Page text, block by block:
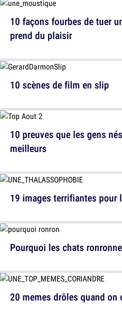
10 façons fourbes de tuer
prend du plaisir
10 preuves que les gens
meilleurs
Pourquoi les chats
10 scènes de film en slip
19 images terrifiantes pour
20 memes drôles quand on